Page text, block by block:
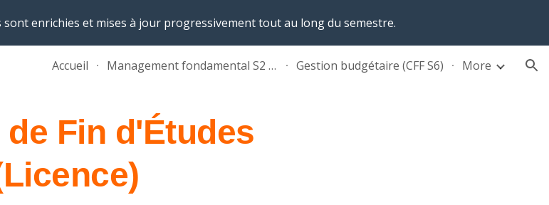
Skip to navigation
sont enrichies et mises à jour progressivement tout au long du semestre.
Accueil Management fondamental S2 Gestion Gestion budgétaire (CFF S6) More
Fin d'Études